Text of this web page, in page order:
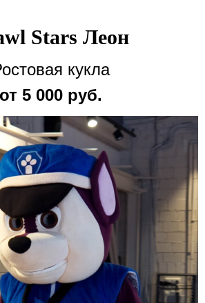
Stars Леон
кукла
от 5 000 руб.